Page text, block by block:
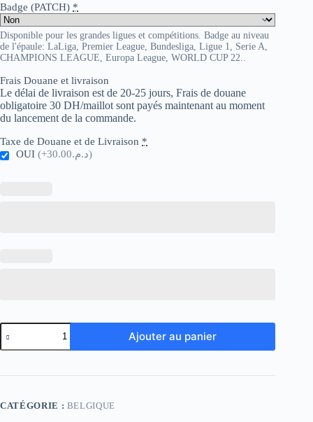
Badge (PATCH) *
Disponible pour les grandes ligues et compétitions. Badge au niveau
de l'épaule: LaLiga, Premier League, Bundesliga, Ligue 1, Serie A,
CHAMPIONS LEAGUE, Europa League, WORLD CUP 22..
Frais Douane et livraison
Le délai de livraison est de 20-25 jours, Frais de douane
obligatoire 30 DH/maillot sont payés maintenant au moment
du lancement de la commande.
Taxe de Douane et de Livraison *
OUI
(+د.م.30.00)
quantité
de
Belgium
World
Away
Ajouter au panier
CATÉGORIE : BELGIQUE